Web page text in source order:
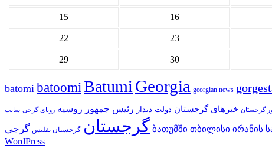
15 16
22 23
29 30
batomi batoomiBatumiGeorgia georgian news
گرجستان خبرهای گرجستان دولت دیدار رئیس جمهور روسیه رویای گرجی
گرجستان گرجستان تفلیس گرجی ბათუმში თბილისი ირანის
WordPress